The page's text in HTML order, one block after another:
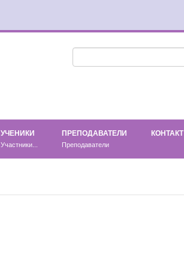
УЧЕНИКИ
Участники...
ПРЕПОДАВАТЕЛИ
Преподаватели
КОНТАКТ